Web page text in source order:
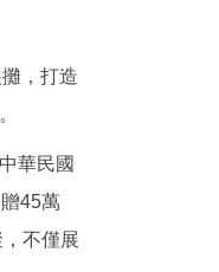
，打造
華民國
45萬
不僅展